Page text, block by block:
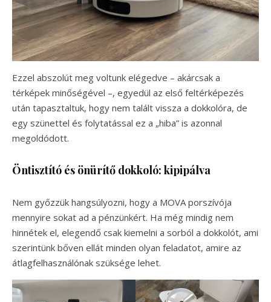
Ezzel abszolút meg voltunk elégedve – akárcsak a
térképek minőségével –, egyedül az első feltérképezés
után tapasztaltuk, hogy nem talált vissza a dokkolóra, de
egy szünettel és folytatással ez a „hiba” is azonnal
megoldódott.
Öntisztító és önürítő dokkoló: kipipálva
Nem győzzük hangsúlyozni, hogy a MOVA porszívója
mennyire sokat ad a pénzünkért. Ha még mindig nem
hinnétek el, elegendő csak kiemelni a sorból a dokkolót, ami
szerintünk bőven ellát minden olyan feladatot, amire az
átlagfelhasználónak szüksége lehet.